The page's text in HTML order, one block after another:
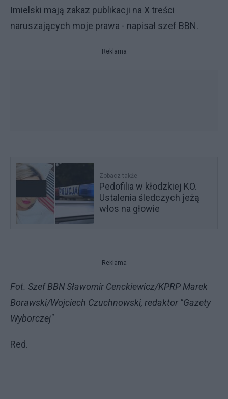
Imielski mają zakaz publikacji na X treści
naruszających moje prawa - napisał szef BBN.
Reklama
Zobacz także
Pedofilia w kłodzkiej KO.
Ustalenia śledczych jeżą
włos na głowie
Reklama
Fot. Szef BBN Sławomir Cenckiewicz/KPRP Marek
Borawski/Wojciech Czuchnowski, redaktor "Gazety
Wyborczej"
Red.